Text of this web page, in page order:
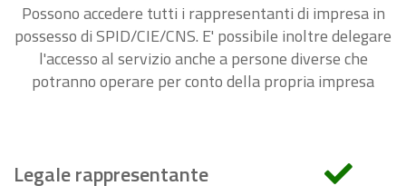
Possono accedere tutti i rappresentanti di impresa in
possesso di SPID/CIE/CNS. E' possibile inoltre delegare
l'accesso al servizio anche a persone diverse che
potranno operare per conto della propria impresa
Legale rappresentante